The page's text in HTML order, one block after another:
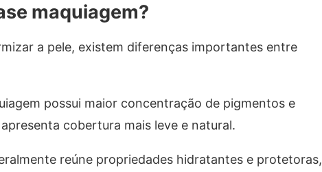
maquiagem?
a pele, existem diferenças importantes entre
possui maior concentração de pigmentos e
cobertura mais leve e natural.
reúne propriedades hidratantes e protetoras,